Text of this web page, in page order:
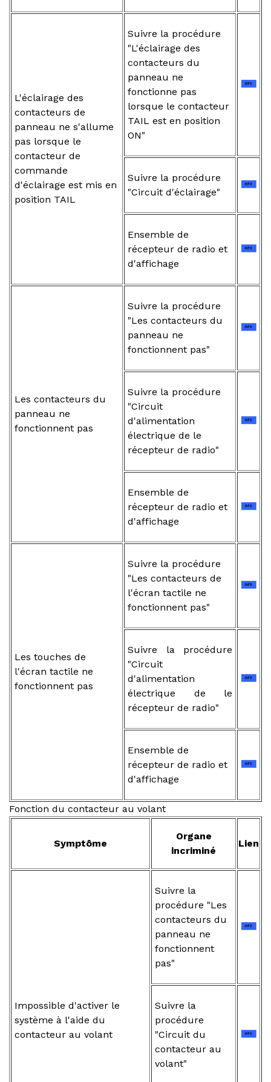
L'éclairage des
contacteurs de
panneau ne s'allume
pas lorsque le
contacteur de
commande
d'éclairage est mis en
position TAIL
Suivre la procédure
"L'éclairage des
contacteurs du
panneau ne
fonctionne pas
lorsque le contacteur
TAIL est en position
ON"
Suivre la procédure
"Circuit d'éclairage"
Ensemble de
récepteur de radio et
d'affichage
Les contacteurs du
panneau ne
fonctionnent pas
Suivre la procédure
"Les contacteurs du
panneau ne
fonctionnent pas"
Suivre la procédure
"Circuit
d'alimentation
électrique de le
récepteur de radio"
Ensemble de
récepteur de radio et
d'affichage
Les touches de
l'écran tactile ne
fonctionnent pas
Suivre la procédure
"Les contacteurs de
l'écran tactile ne
fonctionnent pas"
Suivre la procédure
"Circuit
d'alimentation
électrique de le
récepteur de radio"
Ensemble de
récepteur de radio et
d'affichage
Fonction du contacteur au volant
Symptôme
Organe
incriminé
Lien
Impossible d'activer le
système à l'aide du
contacteur au volant
Suivre la
procédure "Les
contacteurs du
panneau ne
fonctionnent
pas"
Suivre la
procédure
"Circuit du
contacteur au
volant"